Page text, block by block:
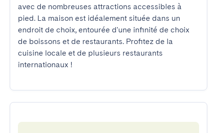
avec de nombreuses attractions accessibles à
pied. La maison est idéalement située dans un
endroit de choix, entourée d'une infinité de choix
de boissons et de restaurants. Profitez de la
cuisine locale et de plusieurs restaurants
internationaux !